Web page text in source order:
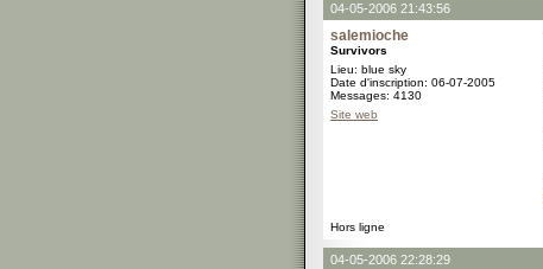
04-05-2006 21:43:56
salemioche
Survivors
Lieu: blue sky
Date d'inscription: 06-07-2005
Messages: 4130
Site web
Hors ligne
04-05-2006 22:28:29